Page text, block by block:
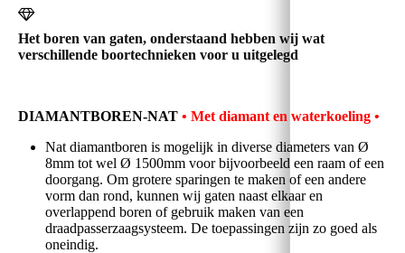
Het boren van gaten, onderstaand hebben wij wat
verschillende boortechnieken voor u uitgelegd
DIAMANTBOREN-NAT • Met diamant en waterkoeling •
Nat diamantboren is mogelijk in diverse diameters van Ø
8mm tot wel Ø 1500mm voor bijvoorbeeld een raam ofeen
doorgang. Om grotere sparingen te maken of een andere
vorm dan rond, kunnen wij gaten naast elkaar en
overlappend boren of gebruik maken van een
draadpasserzaagsysteem. De toepassingen zijn zo goed als
oneindig.